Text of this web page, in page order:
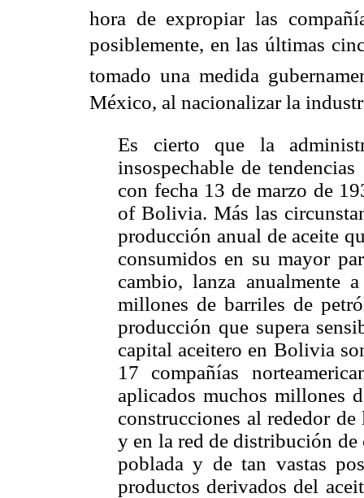
hora de expropiar las
posiblemente, en las últimas
tomado una medida
México, al nacionalizar la
Es cierto que la
insospechable de
con fecha 13 de marzo de
of Bolivia. Más las
producción anual de aceite
consumidos en su mayor
cambio, lanza anualmente
millones de barriles de
producción que supera
capital aceitero en Bolivia
17 compañías
aplicados muchos millones
construcciones al rededor
y en la red de distribución de
poblada y de tan vastas
productos derivados del